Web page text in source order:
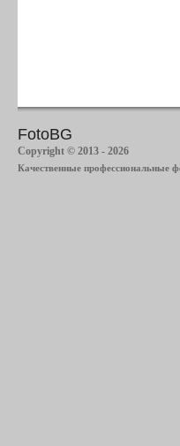
FotoBG
Copyright © 2013 - 2026
Качественные профессиональные